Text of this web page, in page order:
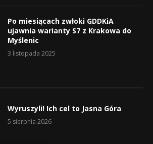
Po miesiącach zwłoki GDDKiA
ujawnia warianty S7 z Krakowa do
Myślenic
3 listopada 2025
Wyruszyli! Ich cel to Jasna Góra
5 sierpnia 2026